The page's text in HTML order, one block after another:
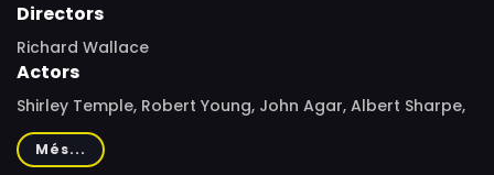
Directors
Richard Wallace
Actors
Shirley Temple, Robert Young, John Agar, Albert Sharpe,
Josephine Hutchinson, Charles Kemper, Johnny Sands,
John Miljan, Norma Varden, Carol Brannon, Charles
Més...